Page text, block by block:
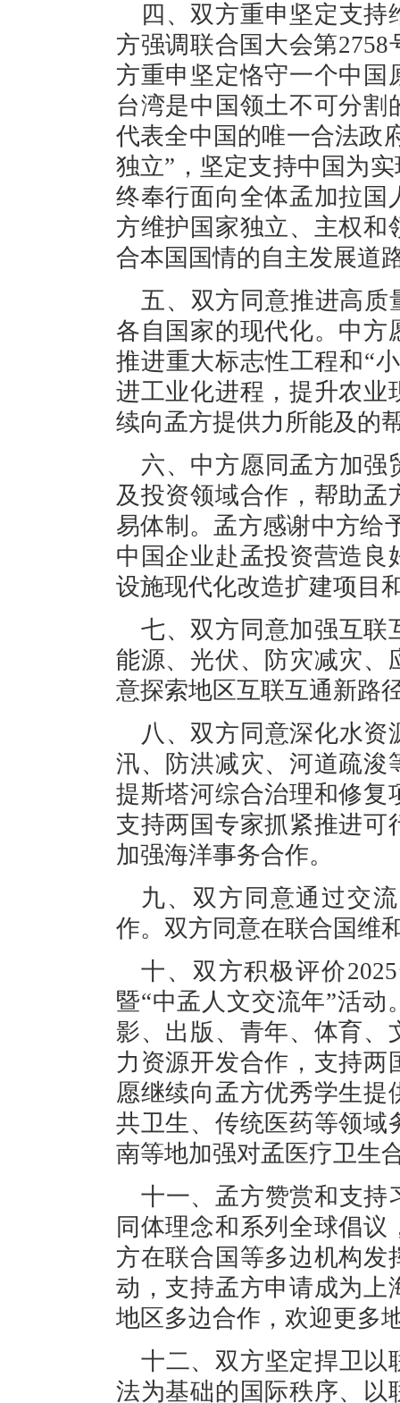
四、双方重申坚定支
方强调联合国大会第
方重申坚定恪守一个中国
台湾是中国领土不可分
代表全中国的唯一合法政
独立”，坚定支持中国为
终奉行面向全体孟加拉国
方维护国家独立、主权和
合本国国情的自主发展道
五、双方同意推进高质
各自国家的现代化。中方
推进重大标志性工程和“
进工业化进程，提升农业
续向孟方提供力所能及的
六、中方愿同孟方加强
及投资领域合作，帮助孟
易体制。孟方感谢中方给
中国企业赴孟投资营造良
设施现代化改造扩建项目
七、双方同意加强互联
能源、光伏、防灾减灾、
意探索地区互联互通新路
八、双方同意深化水
汛、防洪减灾、河道疏浚
提斯塔河综合治理和修复
支持两国专家抓紧推进可
加强海洋事务合作。
九、双方同意通过交
作。双方同意在联合国维
十、双方积极评价
暨“中孟人文交流年”活
影、出版、青年、体育、
力资源开发合作，支持
愿继续向孟方优秀学生
共卫生、传统医药等领域
南等地加强对孟医疗卫生
十一、孟方赞赏和支持
同体理念和系列全球倡
方在联合国等多边机构发
动，支持孟方申请成为上
地区多边合作，欢迎更多
十二、双方坚定捍卫以
法为基础的国际秩序、以